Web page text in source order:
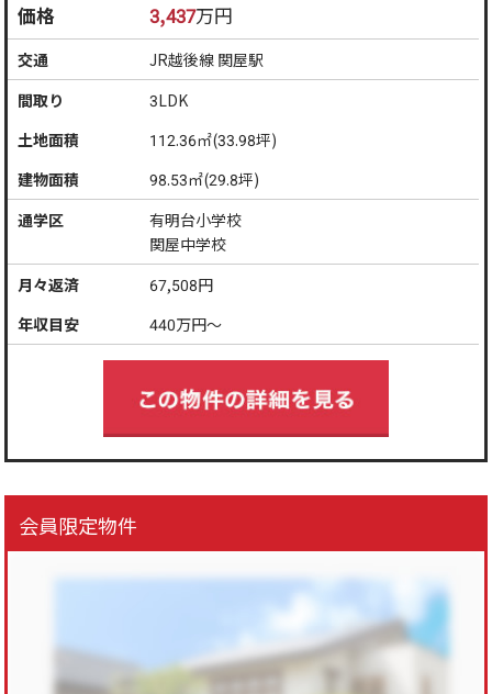
価格 3,437万円
交通
JR越後線 関屋駅
間取り
3LDK
土地面積
112.36㎡(33.98坪)
建物面積
98.53㎡(29.8坪)
通学区
有明台小学校
関屋中学校
月々返済
67,508円
年収目安
440万円～
会員限定物件